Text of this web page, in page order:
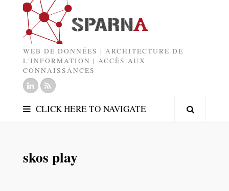
WEB DE DONNÉES | ARCHITECTURE DE
L'INFORMATION | ACCÈS AUX
CONNAISSANCES
CLICK HERE TO NAVIGATE
skos play